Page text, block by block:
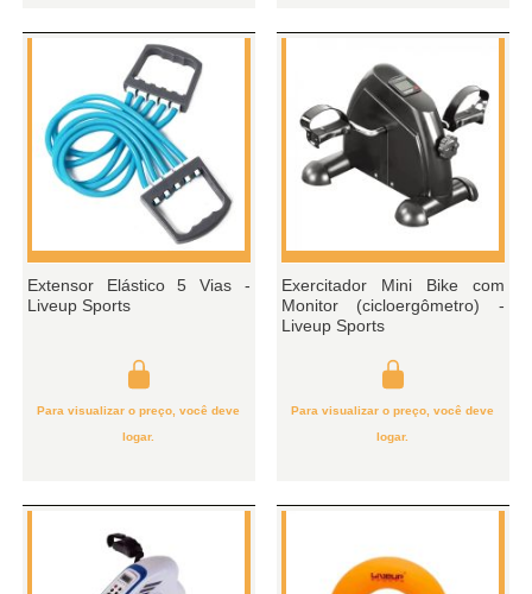
Extensor Elástico 5 Vias -
Liveup Sports
Para visualizar o preço, você deve
logar.
Exercitador Mini Bike com
Monitor (cicloergômetro) -
Liveup Sports
Para visualizar o preço, você deve
logar.